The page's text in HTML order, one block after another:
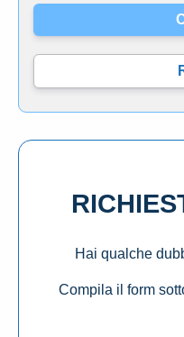
Hai qualche
Compila il form